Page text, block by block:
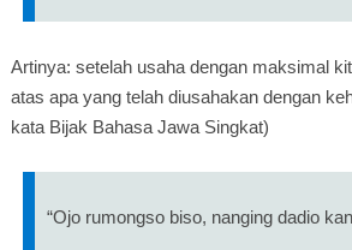
Artinya: setelah usaha dengan maksimal
atas apa yang telah diusahakan dengan
kata Bijak Bahasa Jawa Singkat)
“Ojo rumongso biso, nanging dadio